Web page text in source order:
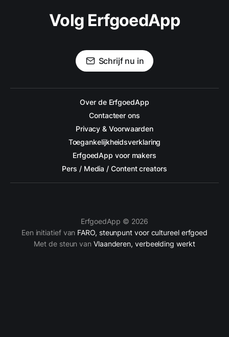
Volg ErfgoedApp
Schrijf nu in
Over de ErfgoedApp
Contacteer ons
Privacy & Voorwaarden
Toegankelijkheidsverklaring
ErfgoedApp voor makers
Pers / Media / Content creators
ErfgoedApp © 2026
Een initiatief van FARO, steunpunt voor cultureel erfgoed
Met de steun van Vlaanderen, verbeelding werkt